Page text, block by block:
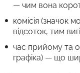
— чим вона
комісія (значок
відсоток, тим
час прийому та
графіка) — що